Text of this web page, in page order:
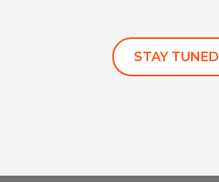
STAY TUNED